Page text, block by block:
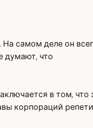
самом деле он
думают, что
в том,
корпораций